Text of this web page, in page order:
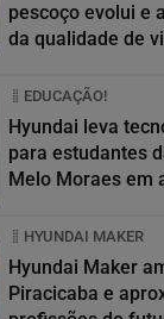
pescoço evolui e
da qualidade de
EDUCAÇÃO!
Hyundai leva
para estudantes
Melo Moraes em
HYUNDAI MAKER
Hyundai Maker
Piracicaba e aproxima estudantes das